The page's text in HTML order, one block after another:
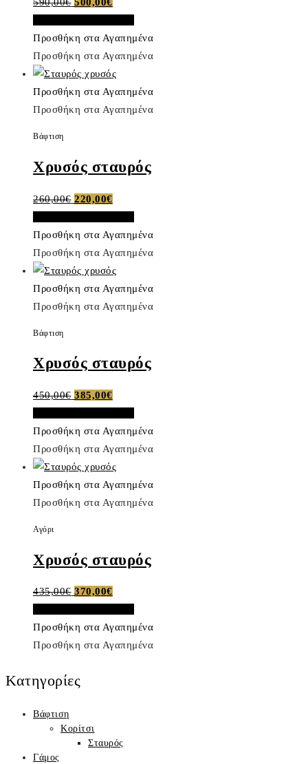
590,00€
price
590,00€.
500,00€
τρέχουσα
είναι:
500,00€.
Προσθήκη στα Αγαπημένα
Προσθήκη στα Αγαπημένα
Προσθήκη στα Αγαπημένα
Προσθήκη στα Αγαπημένα
Βάφτιση
Χρυσός σταυρός
260,00€ Original
price
260,00€.
220,00€Η
τρέχουσα
είναι:
220,00€.
Προσθήκη στα Αγαπημένα
Προσθήκη στα Αγαπημένα
Προσθήκη στα Αγαπημένα
Προσθήκη στα Αγαπημένα
Βάφτιση
Χρυσός σταυρός
450,00€ Original
price
450,00€.
385,00€Η
τρέχουσα
είναι:
385,00€.
Προσθήκη στα Αγαπημένα
Προσθήκη στα Αγαπημένα
Προσθήκη στα Αγαπημένα
Προσθήκη στα Αγαπημένα
Αγόρι
Χρυσός σταυρός
435,00€ Original
price
435,00€.
370,00€Η
τρέχουσα
είναι:
370,00€.
Προσθήκη στα Αγαπημένα
Προσθήκη στα Αγαπημένα
Κατηγορίες
Βάφτιση
Κορίτσι
Σταυρός
Γάμος